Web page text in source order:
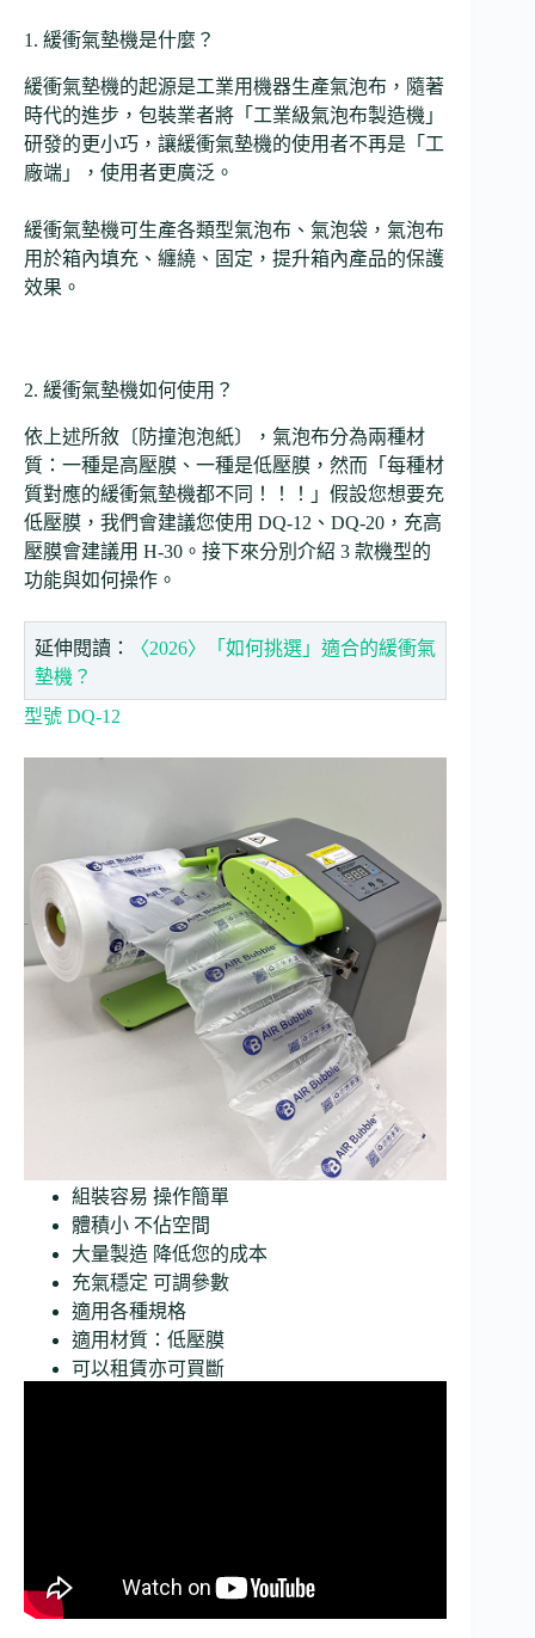
1. 緩衝氣墊機是什麼？
緩衝氣墊機的起源是工業用機器生產氣泡布，隨著
時代的進步，包裝業者將「工業級氣泡布製造機」
研發的更小巧，讓緩衝氣墊機的使用者不再是「工
廠端」，使用者更廣泛。
緩衝氣墊機可生產各類型氣泡布、氣泡袋，氣泡布
用於箱內填充、纏繞、固定，提升箱內產品的保護
效果。
2. 緩衝氣墊機如何使用？
依上述所敘〔防撞泡泡紙〕，氣泡布分為兩種材
質：一種是高壓膜、一種是低壓膜，然而「每種材
質對應的緩衝氣墊機都不同！！！」假設您想要充
低壓膜，我們會建議您使用 DQ-12、DQ-20，充高
壓膜會建議用 H-30。接下來分別介紹 3 款機型的
功能與如何操作。
延伸閱讀：
〈2026〉「如何挑選」適合的緩衝氣
墊機？
型號 DQ-12
組裝容易 操作簡單
體積小 不佔空間
大量製造 降低您的成本
充氣穩定 可調參數
適用各種規格
適用材質：低壓膜
可以租賃亦可買斷